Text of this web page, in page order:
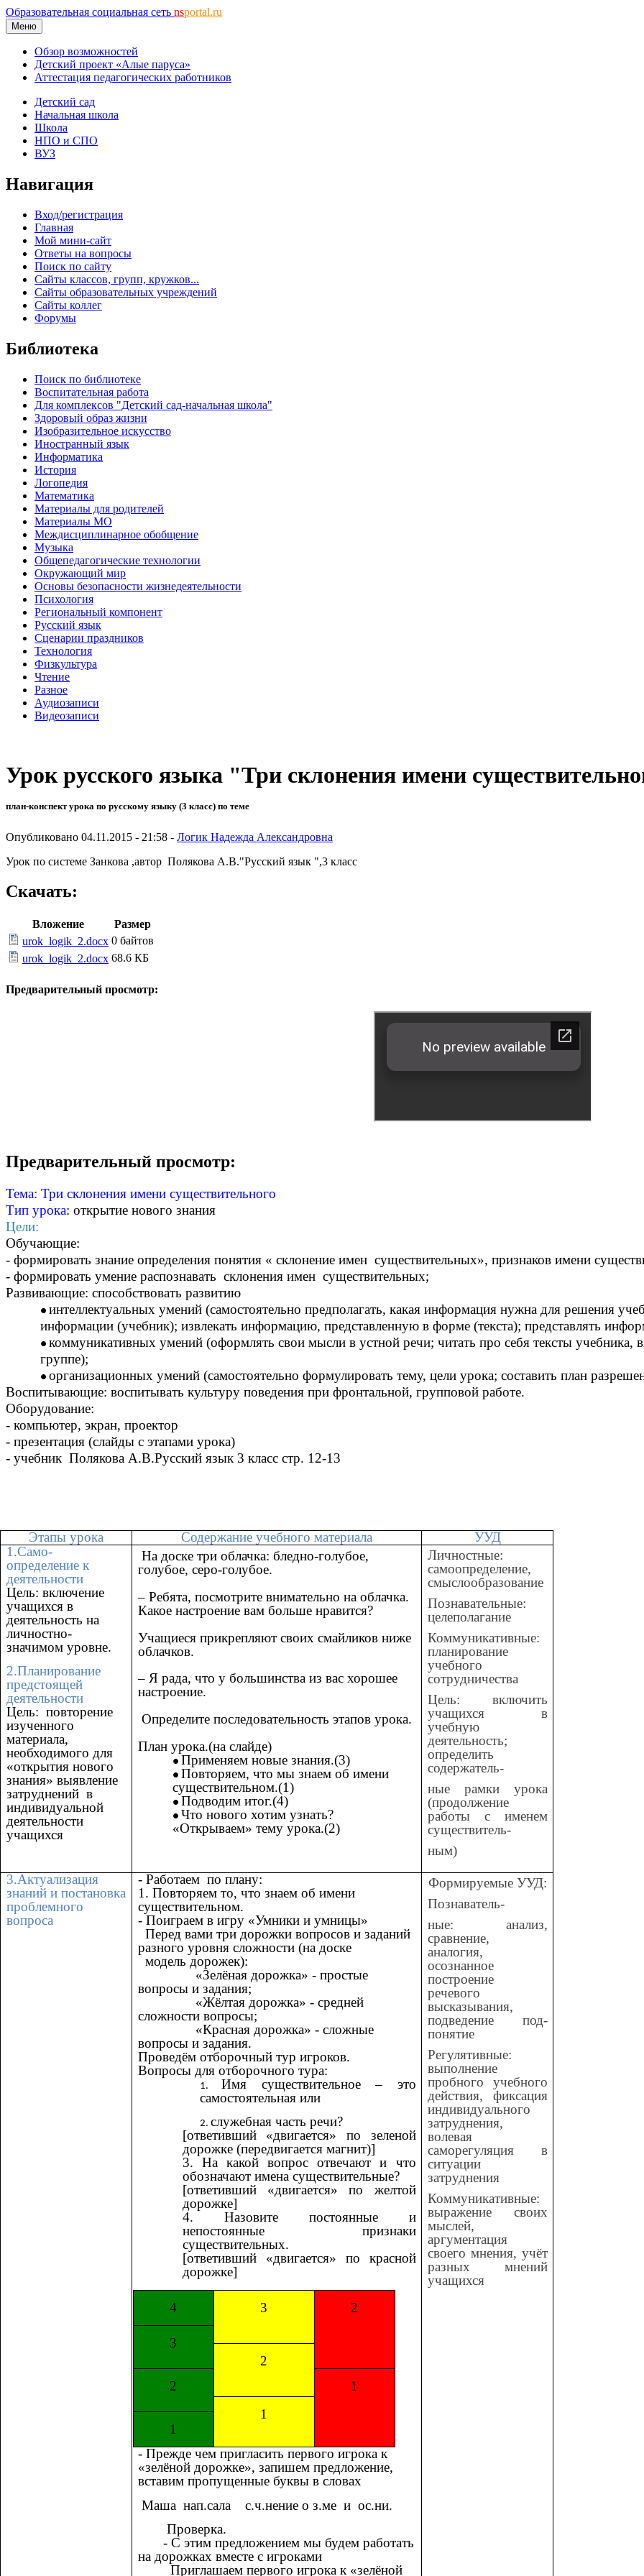
Образовательная социальная сеть nsportal.ru
Меню
Обзор возможностей
Детский проект «Алые паруса»
Аттестация педагогических работников
Детский сад
Начальная школа
Школа
НПО и СПО
ВУЗ
Навигация
Вход/регистрация
Главная
Мой мини-сайт
Ответы на вопросы
Поиск по сайту
Сайты классов, групп, кружков...
Сайты образовательных учреждений
Сайты коллег
Форумы
Библиотека
Поиск по библиотеке
Воспитательная работа
Для комплексов "Детский сад-начальная школа"
Здоровый образ жизни
Изобразительное искусство
Иностранный язык
Информатика
История
Логопедия
Математика
Материалы для родителей
Материалы МО
Междисциплинарное обобщение
Музыка
Общепедагогические технологии
Окружающий мир
Основы безопасности жизнедеятельности
Психология
Региональный компонент
Русский язык
Сценарии праздников
Технология
Физкультура
Чтение
Разное
Аудиозаписи
Видеозаписи
Урок русского языка "Три склонения имени
план-конспект урока по русскому языку (3 класс) по теме
Опубликовано 04.11.2015 - 21:58 - Логик Надежда Александровна
Урок по системе Занкова ,автор Полякова А.В."Русский язык ",3 класс
Скачать:
Вложение
Размер
urok_logik_2.docx 0 байтов
urok_logik_2.docx 68.6 КБ
Предварительный просмотр:
Предварительный просмотр:
Тема: Три склонения имени существительного
Тип урока: открытие нового знания
Цели:
Обучающие:
- формировать знание определения понятия « склонение имен существительных», признаков имени
- формировать умение распознавать склонения имен существительных;
Развивающие: способствовать развитию
интеллектуальных умений (самостоятельно предполагать, какая информация нужна для решения
информации (учебник); извлекать информацию, представленную в форме (текста); представлять
коммуникативных умений (оформлять свои мысли в устной речи; читать про себя тексты учебника,
группе);
организационных умений (самостоятельно формулировать тему, цели урока; составить план
Воспитывающие: воспитывать культуру поведения при фронтальной, групповой работе.
Оборудование:
- компьютер, экран, проектор
- презентация (слайды с этапами урока)
- учебник Полякова А.В.Русский язык 3 класс стр. 12-13
Этапы урока Содержание учебного материала
УУД
1.Само-
определение к
деятельности
Цель: включение
учащихся в
деятельность на
личностно-
значимом уровне.
2.Планирование
предстоящей
деятельности
Цель: повторение
изученного
материала,
необходимого для
«открытия нового
знания» выявление
затруднений в
индивидуальной
деятельности
учащихся
На доске три облачка: бледно-голубое,
голубое, серо-голубое.
– Ребята, посмотрите внимательно на облачка.
Какое настроение вам больше нравится?
Учащиеся прикрепляют своих смайликов ниже
облачков.
– Я рада, что у большинства из вас хорошее
настроение.
Определите последовательность этапов урока.
План урока.(на слайде)
Применяем новые знания.(3)
Повторяем, что мы знаем об имени
существительном.(1)
Подводим итог.(4)
Что нового хотим узнать?
«Открываем» тему урока.(2)
Личностные:
самоопределение,
смыслообразование
Познавательные:
целеполагание
Коммуникативные:
планирование
учебного
сотрудничества
Цель: включить
учащихся в
учебную
деятельность;
определить
содержатель-
ные рамки урока
(продолжение
работы с именем
существитель-
ным)
3.Актуализация
знаний и постановка
проблемного
вопроса
- Работаем по плану:
1. Повторяем то, что знаем об имени
существительном.
- Поиграем в игру «Умники и умницы»
Перед вами три дорожки вопросов и заданий
разного уровня сложности (на доске
модель дорожек):
«Зелёная дорожка» - простые
вопросы и задания;
«Жёлтая дорожка» - средней
сложности вопросы;
«Красная дорожка» - сложные
вопросы и задания.
Проведём отборочный тур игроков.
Вопросы для отборочного тура:
Имя существительное – это
самостоятельная или
служебная часть речи?
[ответивший «двигается» по зеленой
дорожке (передвигается магнит)]
3. На какой вопрос отвечают и что
обозначают имена существительные?
[ответивший «двигается» по желтой
дорожке]
4. Назовите постоянные и
непостоянные признаки
существительных.
[ответивший «двигается» по красной
дорожке]
4 3 2
3
2
2
1
1
1
- Прежде чем пригласить первого игрока к
«зелёной дорожке», запишем предложение,
вставим пропущенные буквы в словах
Маша нап.сала с.ч.нение о з.ме и ос.ни.
Проверка.
- С этим предложением мы будем работать
на дорожках вместе с игроками
Приглашаем первого игрока к «зелёной
Формируемые УУД:
Познаватель-
ные: анализ,
сравнение,
аналогия,
осознанное
построение
речевого
высказывания,
подведение под-
понятие
Регулятивные:
выполнение
пробного учебного
действия, фиксация
индивидуального
затруднения,
волевая
саморегуляция в
ситуации
затруднения
Коммуникативные:
выражение своих
мыслей,
аргументация
своего мнения, учёт
разных мнений
учащихся